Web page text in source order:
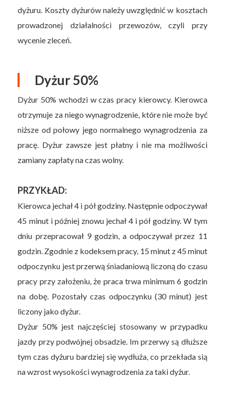
dyżuru. Koszty dyżurów należy uwzględnić w kosztach
prowadzonej działalności przewozów, czyli przy
wycenie zleceń.
Dyżur 50%
Dyżur 50% wchodzi w czas pracy kierowcy. Kierowca
otrzymuje za niego wynagrodzenie, które nie może być
niższe od połowy jego normalnego wynagrodzenia za
pracę. Dyżur zawsze jest płatny i nie ma możliwości
zamiany zapłaty na czas wolny.
PRZYKŁAD:
Kierowca jechał 4 i pół godziny. Następnie odpoczywał
45 minut i później znowu jechał 4 i pół godziny. W tym
dniu przepracował 9 godzin, a odpoczywał przez 11
godzin. Zgodnie z kodeksem pracy, 15 minut z 45 minut
odpoczynku jest przerwą śniadaniową liczoną do czasu
pracy przy założeniu, że praca trwa minimum 6 godzin
na dobę. Pozostały czas odpoczynku (30 minut) jest
liczony jako dyżur.
Dyżur 50% jest najczęściej stosowany w przypadku
jazdy przy podwójnej obsadzie. Im przerwy są dłuższe
tym czas dyżuru bardziej się wydłuża, co przekłada sią
na wzrost wysokości wynagrodzenia za taki dyżur.